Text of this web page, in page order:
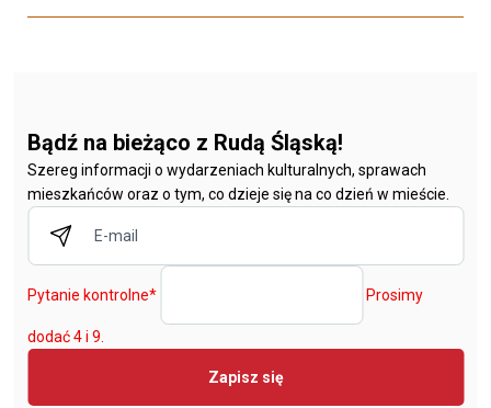
Bądź na bieżąco z Rudą Śląską!
Szereg informacji o wydarzeniach kulturalnych, sprawach
mieszkańców oraz o tym, co dzieje się na co dzień w mieście.
Pytanie kontrolne* Prosimy
dodać 4 i 9.
Zapisz się